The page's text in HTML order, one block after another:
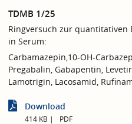
TDMB 1/25
Ringversuch zur
in Serum:
Carbamazepin,10-OH-
Pregabalin, Gabapentin,
Lamotrigin, Lacosamid,
Download
414 KB PDF